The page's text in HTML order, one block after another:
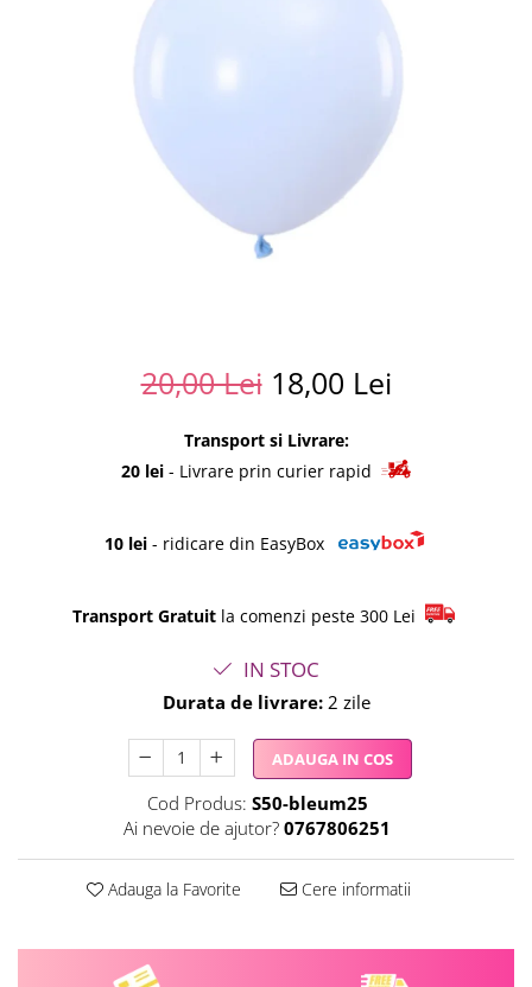
Unicorni si Curcubee
Baloane metalice
Baloane personalizate
20,00 Lei 18,00 Lei
Transport si Livrare:
20 lei - Livrare prin curier rapid
10 lei- ridicare din EasyBox
Transport Gratuit la comenzi peste 300 Lei
IN STOC
Durata de livrare:2 zile
ADAUGA IN COS
Cod Produs: S50-bleum25
Ai nevoie de ajutor? 0767806251
Adauga la Favorite Cere informatii